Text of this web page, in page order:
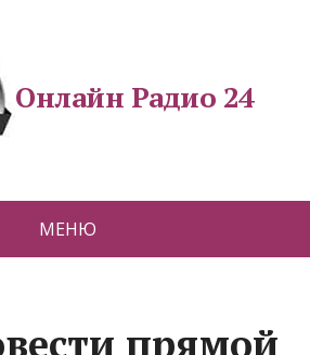
Онлайн Радио 24
МЕНЮ
прямой